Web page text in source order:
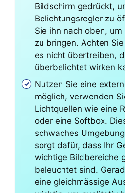
Bildschirm gedrückt,
Belichtungsregler zu
Sie ihn nach oben,
zu bringen. Achten
es nicht übertreiben,
überbelichtet wirken
Nutzen Sie eine
möglich, verwenden
Lichtquellen wie eine
oder eine Softbox.
schwaches
sorgt dafür, dass Ihr
wichtige Bildbereiche
beleuchtet sind.
eine gleichmässige